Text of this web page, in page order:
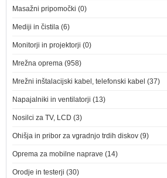
Masažni pripomočki (0)
Mediji in čistila (6)
Monitorji in projektorji (0)
Mrežna oprema (958)
Mrežni inštalacijski kabel, telefonski kabel (37)
Napajalniki in ventilatorji (13)
Nosilci za TV, LCD (3)
Ohišja in pribor za vgradnjo trdih diskov (9)
Oprema za mobilne naprave (14)
Orodje in testerji (30)